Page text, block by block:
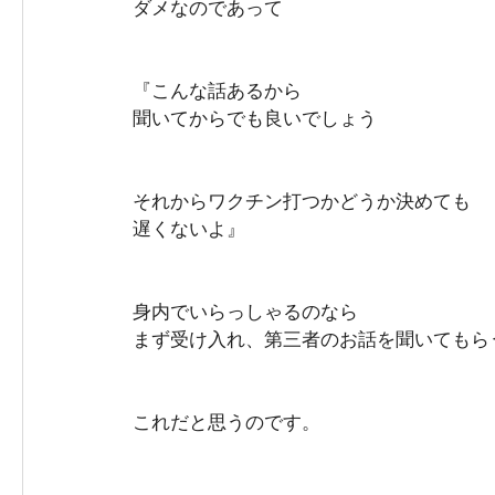
ダメなのであって
『こんな話あるから
聞いてからでも良いでしょう
それからワクチン打つかどうか決めても
遅くないよ』
身内でいらっしゃるのなら
まず受け入れ、第三者のお話を聞いてもら
これだと思うのです。